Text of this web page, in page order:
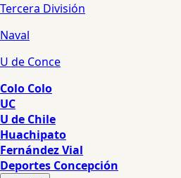
Tercera División
Naval
U de Conce
Colo Colo
UC
U de Chile
Huachipato
Fernández Vial
Deportes Concepción